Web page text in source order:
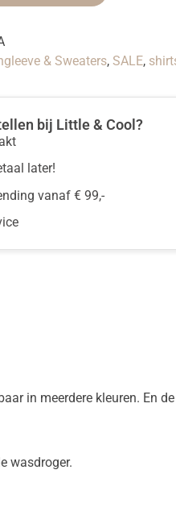
& Sweaters, SALE,
bij Little & Cool?
later!
vanaf € 99,-
in meerdere kleuren. En
wasdroger.